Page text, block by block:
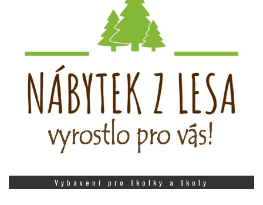
Vybavení pro školky a školy